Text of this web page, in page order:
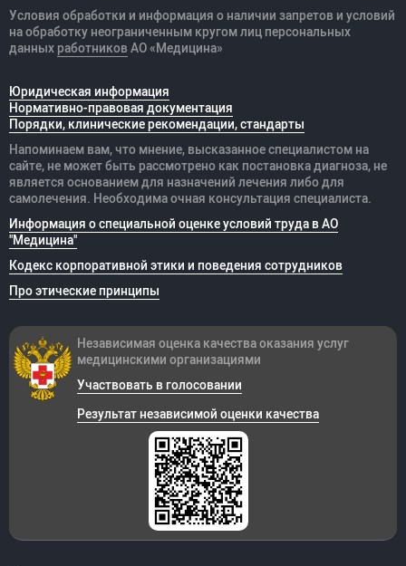
Условия обработки и информация о наличии запретов и условий
на обработку неограниченным кругом лиц персональных
данных работников АО «Медицина»
Юридическая информация
Нормативно-правовая документация
Порядки, клинические рекомендации, стандарты
Напоминаем вам, что мнение, высказанное специалистом на
сайте, не может быть рассмотрено как постановка диагноза, не
является основанием для назначений лечения либо для
самолечения. Необходима очная консультация специалиста.
Информация о специальной оценке условий труда в АО
"Медицина"
Кодекс корпоративной этики и поведения сотрудников
Про этические принципы
Независимая оценка качества оказания услуг
медицинскими организациями
Участвовать в голосовании
Результат независимой оценки качества